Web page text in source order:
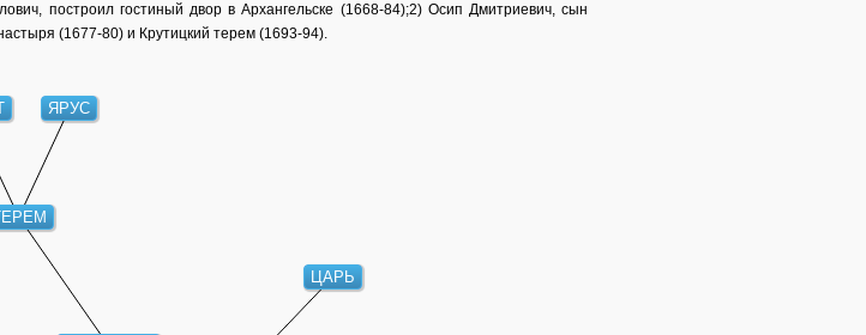
построил гостиный двор в Архангельске (1668-84);2) Осип Дмитриевич, сын
(1677-80) и Крутицкий терем (1693-94).
ЯРУС
ЦАРЬ